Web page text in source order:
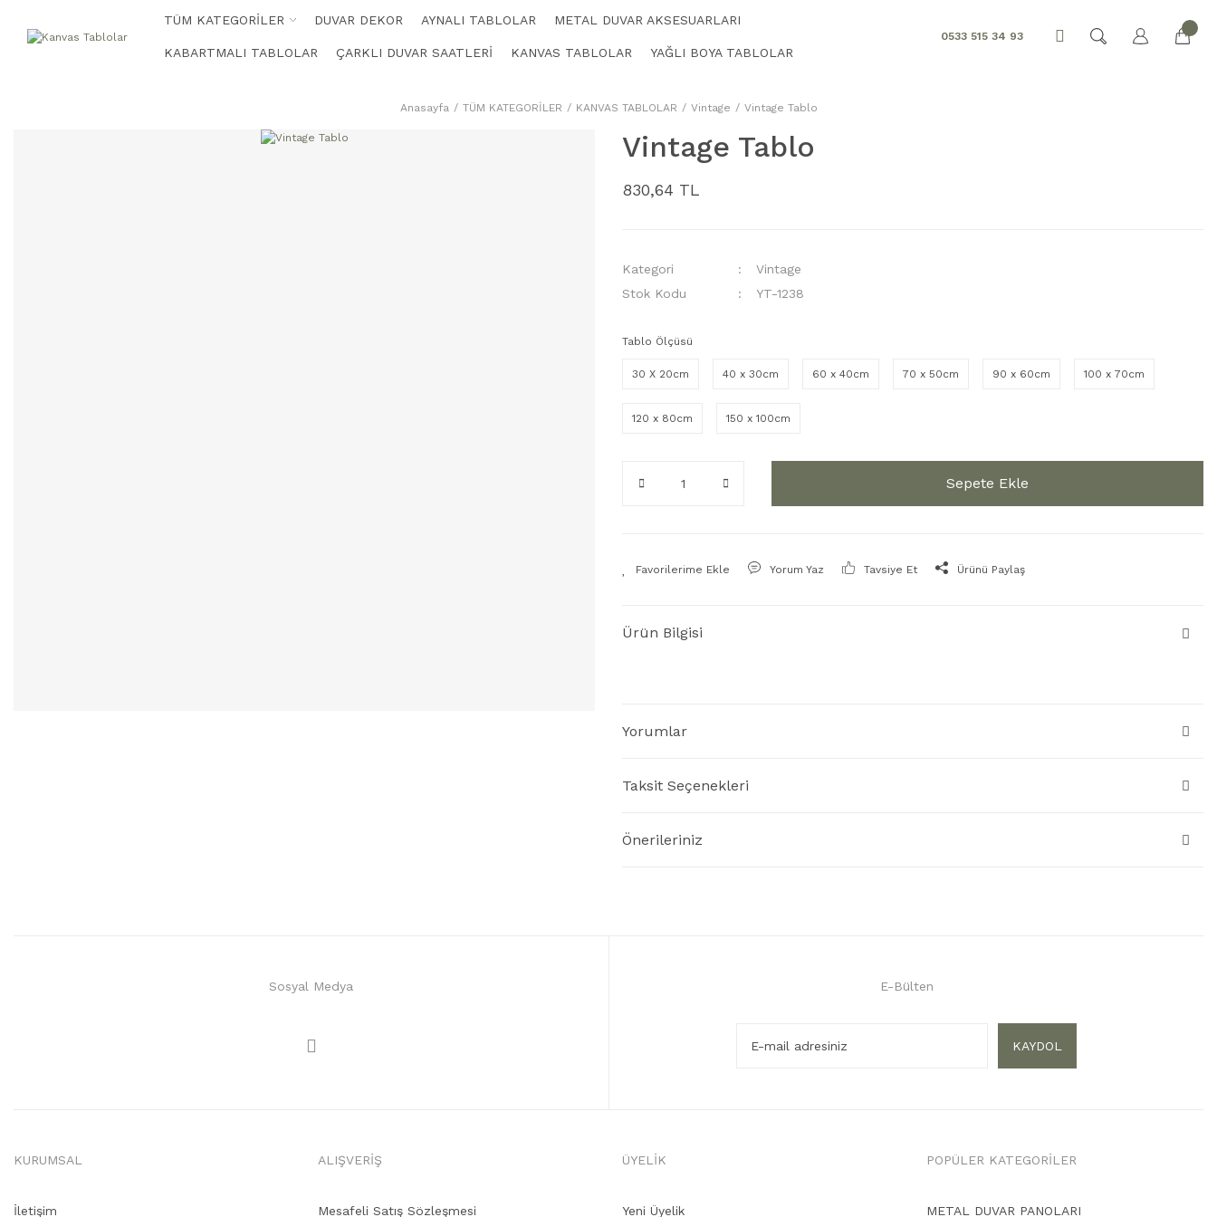
TÜM KATEGORİLER DUVAR DEKOR AYNALI TABLOLAR METAL DUVAR AKSESUARLARI
KABARTMALI TABLOLAR ÇARKLI DUVAR SAATLERİ KANVAS TABLOLAR YAĞLI BOYA TABLOLAR
0533 515 34 93
Anasayfa TÜM KATEGORİLER KANVAS TABLOLAR Vintage Vintage Tablo
Vintage Tablo
830,64 TL
Kategori
Vintage
Stok Kodu
YT-1238
Tablo Ölçüsü
30 X 20cm 40 x 30cm 60 x 40cm 70 x 50cm 90 x 60cm 100 x 70cm
120 x 80cm 150 x 100cm
Sepete Ekle
Yorum Yaz Tavsiye Et Ürünü Paylaş
Ürün Bilgisi
Yorumlar
Taksit Seçenekleri
Önerileriniz
Sosyal Medya E-Bülten
KAYDOL
KURUMSAL
İletişim
ALIŞVERİŞ
Mesafeli Satış Sözleşmesi
ÜYELİK
Yeni Üyelik
POPÜLER KATEGORİLER
METAL DUVAR PANOLARI